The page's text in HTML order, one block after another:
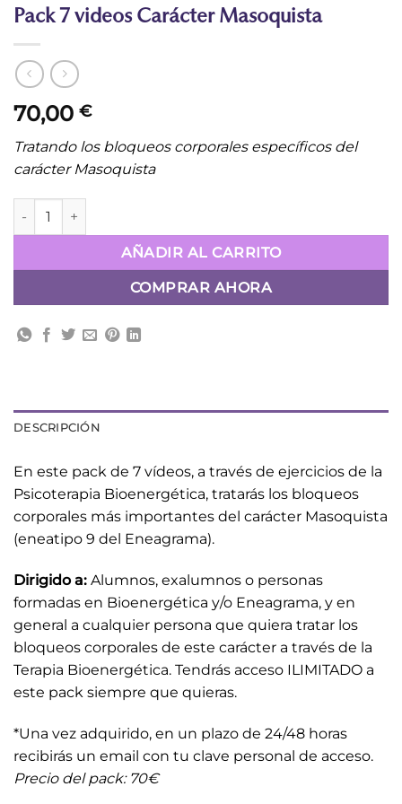
Pack 7 videos Carácter Masoquista
70,00 €
Tratando los bloqueos corporales específicos del
carácter Masoquista
EJERCICIOS DE BIOENERGÉTICA:Pack 7 videos Carácter
AÑADIR AL CARRITO
COMPRAR AHORA
DESCRIPCIÓN
En este pack de 7 vídeos, a través de ejercicios de la
Psicoterapia Bioenergética, tratarás los bloqueos
corporales más importantes del carácter Masoquista
(eneatipo 9 del Eneagrama).
Dirigido a: Alumnos, exalumnos o personas
formadas en Bioenergética y/o Eneagrama, y en
general a cualquier persona que quiera tratar los
bloqueos corporales de este carácter a través de la
Terapia Bioenergética. Tendrás acceso ILIMITADO a
este pack siempre que quieras.
*Una vez adquirido, en un plazo de 24/48 horas
recibirás un email con tu clave personal de acceso.
Precio del pack: 70€